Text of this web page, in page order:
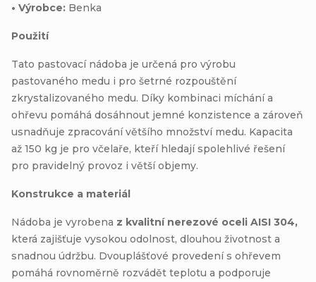
• Výrobce: Benka
Použití
Tato pastovací nádoba je určená pro výrobu
pastovaného medu i pro šetrné rozpouštění
zkrystalizovaného medu. Díky kombinaci míchání a
ohřevu pomáhá dosáhnout jemné konzistence a zároveň
usnadňuje zpracování většího množství medu. Kapacita
až 150 kg je pro včelaře, kteří hledají spolehlivé řešení
pro pravidelný provoz i větší objemy.
Konstrukce a materiál
Nádoba je vyrobena z kvalitní nerezové oceli AISI 304,
která zajišťuje vysokou odolnost, dlouhou životnost a
snadnou údržbu. Dvouplášťové provedení s ohřevem
pomáhá rovnoměrně rozvádět teplotu a podporuje